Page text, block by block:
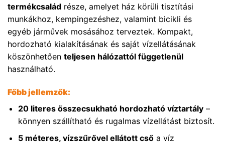
termékcsalád része, amelyet ház körüli tisztítási
munkákhoz, kempingezéshez, valamint bicikli és
egyéb járművek mosásához terveztek. Kompakt,
hordozható kialakításának és saját vízellátásának
köszönhetően teljesen hálózattól függetlenül
használható.
Főbb jellemzők:
20 literes összecsukható hordozható víztartály–
könnyen szállítható és rugalmas vízellátást biztosít.
5 méteres, vízszűrővel ellátott csőa víz